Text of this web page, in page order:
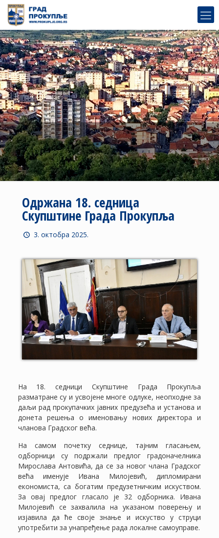
Одржана 18. седница
Скупштине Града Прокупља
3. октобра 2025.
На 18. седници Скупштине Града Прокупља
разматране су и усвојене многе одлуке, неопходне за
даљи рад прокупачких јавних предузећа и установа и
донета решења о именовању нових директора и
чланова Градског већа.
На самом почетку седнице, тајним гласањем,
одборници су подржали предлог градоначелника
Мирослава Антовића, да се за новог члана Градског
већа именује Ивана Милојевић, дипломирани
економиста, са богатим предузетничким искуством.
За овај предлог гласало је 32 одборника. Ивана
Милојевић се захвалила на указаном поверењу и
изјавила да ће своје знање и искуство у струци
употребити за унапређење рада локалне самоуправе.